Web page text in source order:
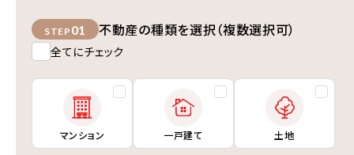
STEP 01 不動産の種類を選択（複数選択可）
全てにチェック
マンション 一戸建て 土地